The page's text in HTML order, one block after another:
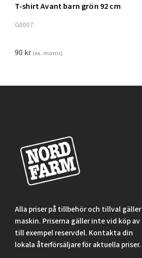
T-shirt Avant barn grön 92 cm
G0007
90 kr (ex. moms)
Alla priser på tillbehör och tillval
maskin. Priserna gäller inte vid köp
till exempel reservdel. Kontakta din
lokala återförsäljare för aktuella priser.